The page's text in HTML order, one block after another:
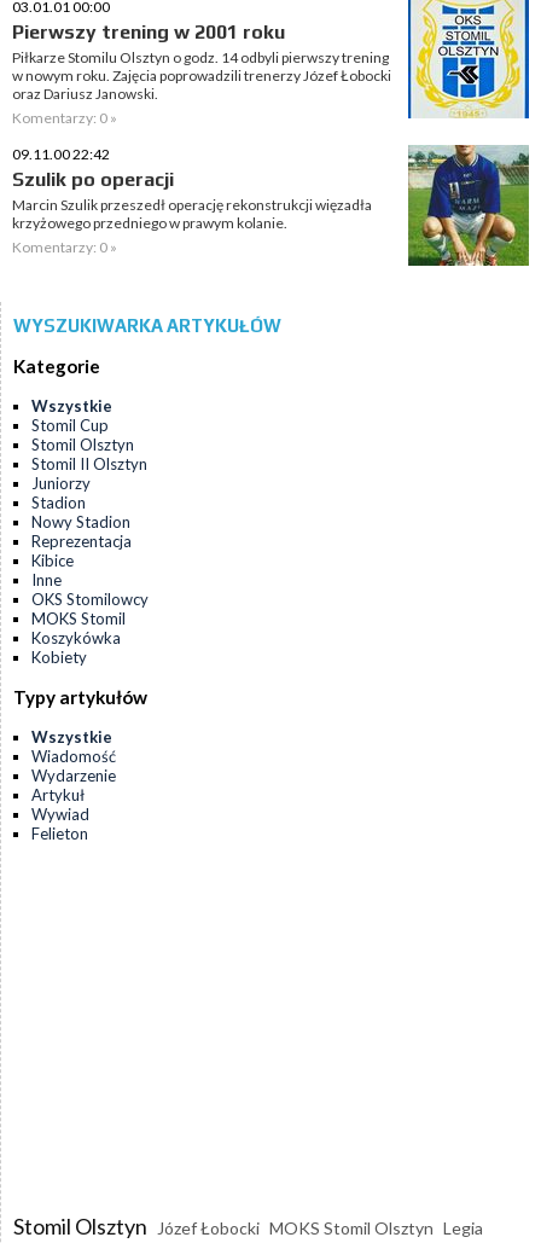
03.01.01 00:00
Pierwszy trening w 2001 roku
Piłkarze Stomilu Olsztyn o godz. 14 odbyli pierwszy trening
w nowym roku. Zajęcia poprowadzili trenerzy Józef Łobocki
oraz Dariusz Janowski.
Komentarzy: 0 »
09.11.00 22:42
Szulik po operacji
Marcin Szulik przeszedł operację rekonstrukcji więzadła
krzyżowego przedniego w prawym kolanie.
Komentarzy: 0 »
WYSZUKIWARKA ARTYKUŁÓW
Kategorie
Wszystkie
Stomil Cup
Stomil Olsztyn
Stomil II Olsztyn
Juniorzy
Stadion
Nowy Stadion
Reprezentacja
Kibice
Inne
OKS Stomilowcy
MOKS Stomil
Koszykówka
Kobiety
Typy artykułów
Wszystkie
Wiadomość
Wydarzenie
Artykuł
Wywiad
Felieton
Stomil Olsztyn Józef Łobocki MOKS Stomil Olsztyn Legia